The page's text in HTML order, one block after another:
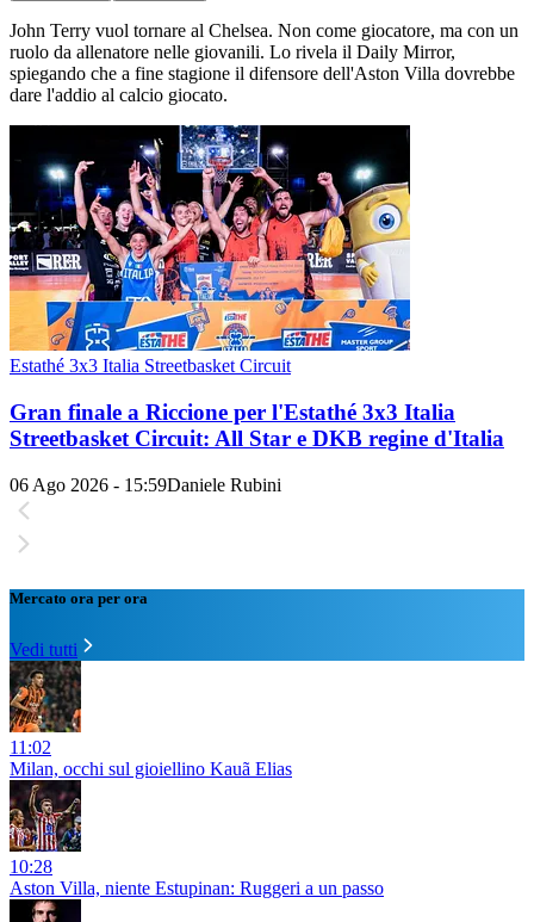
John Terry vuol tornare al Chelsea. Non come giocatore, ma con un
ruolo da allenatore nelle giovanili. Lo rivela il Daily Mirror,
spiegando che a fine stagione il difensore dell'Aston Villa dovrebbe
dare l'addio al calcio giocato.
Estathé 3x3 Italia Streetbasket Circuit
Gran finale a Riccione per l'Estathé 3x3 Italia
Streetbasket Circuit: All Star e DKB regine d'Italia
06 Ago 2026 - 15:59Daniele Rubini
Mercato ora per ora
Vedi tutti
11:02
Milan, occhi sul gioiellino Kauã Elias
10:28
Aston Villa, niente Estupinan: Ruggeri a un passo